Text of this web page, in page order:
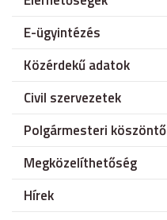
E-ügyintézés
Közérdekű adatok
Civil szervezetek
Polgármesteri köszöntő
Megközelíthetőség
Hírek